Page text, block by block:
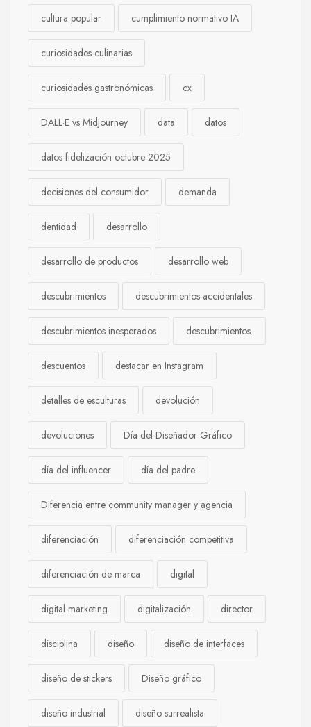
cultura popular cumplimiento normativo IA
curiosidades culinarias
curiosidades gastronómicas cx
DALL·E vs Midjourney data datos
datos fidelización octubre 2025
decisiones del consumidor demanda
dentidad desarrollo
desarrollo de productos desarrollo web
descubrimientos descubrimientos accidentales
descubrimientos inesperados descubrimientos.
descuentos destacar en Instagram
detalles de esculturas devolución
devoluciones Día del Diseñador Gráfico
día del influencer día del padre
Diferencia entre community manager y agencia
diferenciación diferenciación competitiva
diferenciación de marca digital
digital marketing digitalización director
disciplina diseño diseño de interfaces
diseño de stickers Diseño gráfico
diseño industrial diseño surrealista